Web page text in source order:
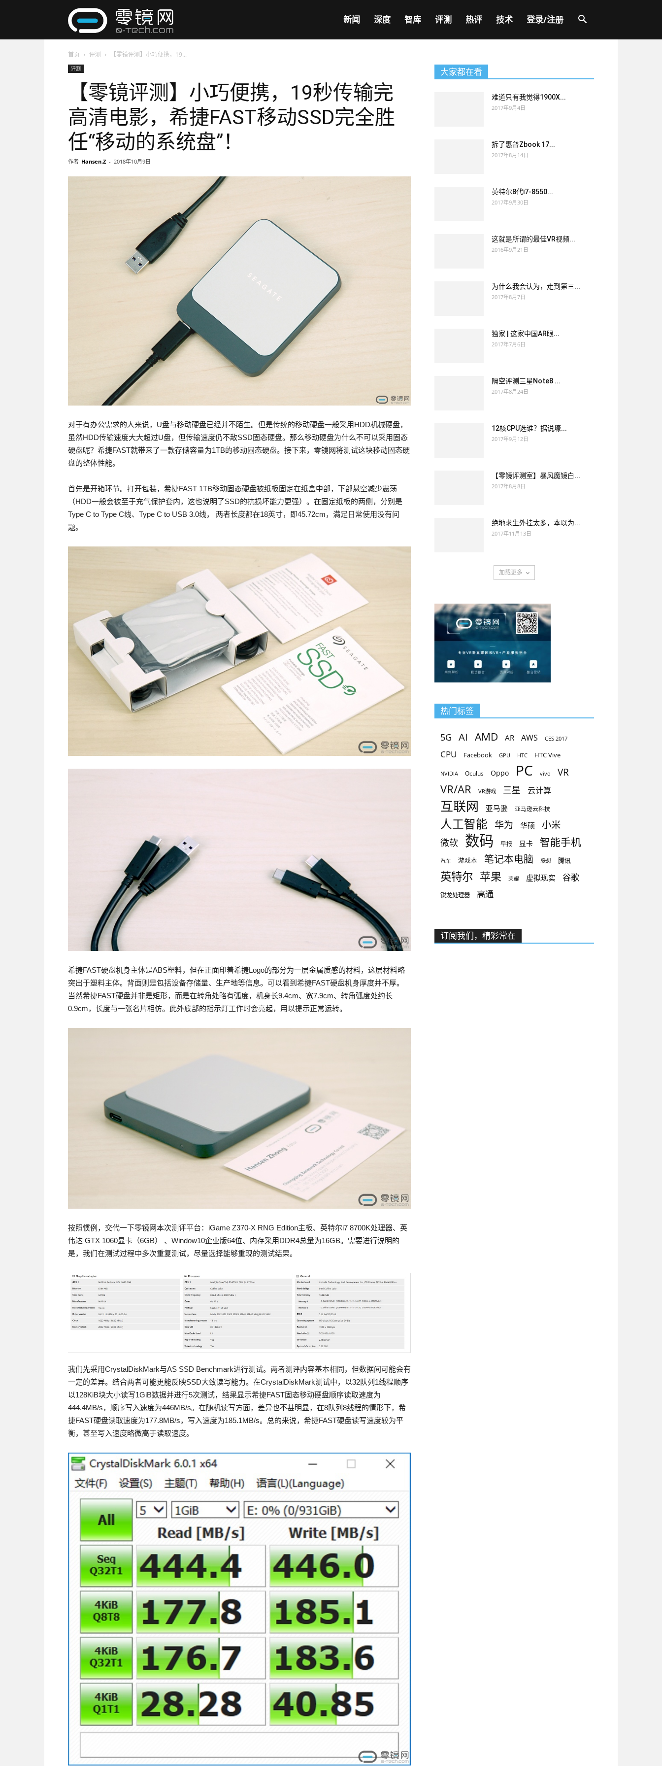
镜
新闻 深度 智库 评测 热评 技术 登录/注册
首页 评测 【零镜评测】小巧便携，19...
评测
【零镜评测】小巧便携，19秒传输完
高清电影，希捷FAST移动SSD完全胜
任“移动的系统盘”！
作者 Hansen.Z - 2018年10月9日
对于有办公需求的人来说，U盘与移动硬盘已经并不陌生。但是传统的移动硬盘一般采用HDD机械硬盘，
虽然HDD传输速度大大超过U盘，但传输速度仍不敌SSD固态硬盘。那么移动硬盘为什么不可以采用固态
硬盘呢？希捷FAST就带来了一款存储容量为1TB的移动固态硬盘。接下来，零镜网将测试这块移动固态硬
盘的整体性能。
首先是开箱环节。打开包装，希捷FAST 1TB移动固态硬盘被纸板固定在纸盒中部，下部悬空减少震荡
（HDD一般会被至于充气保护套内，这也说明了SSD的抗损坏能力更强）。在固定纸板的两侧，分别是
Type C to Type C线、Type C to USB 3.0线， 两者长度都在18英寸，即45.72cm，满足日常使用没有问
题。
希捷FAST硬盘机身主体是ABS塑料，但在正面印着希捷Logo的部分为一层金属质感的材料，这层材料略
突出于塑料主体。背面则是包括设备存储量、生产地等信息。可以看到希捷FAST硬盘机身厚度并不厚。
当然希捷FAST硬盘并非是矩形，而是在转角处略有弧度，机身长9.4cm、宽7.9cm、转角弧度处约长
0.9cm，长度与一张名片相仿。此外底部的指示灯工作时会亮起，用以提示正常运转。
按照惯例，交代一下零镜网本次测评平台：iGame Z370-X RNG Edition主板、英特尔i7 8700K处理器、英
伟达 GTX 1060显卡（6GB） 、Window10企业版64位、内存采用DDR4总量为16GB。需要进行说明的
是，我们在测试过程中多次重复测试，尽量选择能够重现的测试结果。
我们先采用CrystalDiskMark与AS SSD Benchmark进行测试。两者测评内容基本相同，但数据间可能会有
一定的差异。结合两者可能更能反映SSD大致读写能力。在CrystalDiskMark测试中，以32队列1线程顺序
以128KiB块大小读写1GiB数据并进行5次测试，结果显示希捷FAST固态移动硬盘顺序读取速度为
444.4MB/s，顺序写入速度为446MB/s。在随机读写方面，差异也不甚明显，在8队列8线程的情形下，希
捷FAST硬盘读取速度为177.8MB/s，写入速度为185.1MB/s。总的来说，希捷FAST硬盘读写速度较为平
衡，甚至写入速度略微高于读取速度。
大家都在看
难道只有我觉得1900X...
2017年9月4日
拆了惠普Zbook 17...
2017年8月14日
英特尔8代i7-8550...
2017年9月30日
这就是所谓的最佳VR视频...
2016年9月21日
为什么我会认为，走到第三...
2017年8月7日
独家 | 这家中国AR眼...
2017年7月6日
隔空评测三星Note8 ...
2017年8月24日
12核CPU选谁？据说壕...
2017年9月12日
【零镜评测室】暴风魔镜白...
2017年8月8日
绝地求生外挂太多，本以为...
2017年11月13日
加载更多
热门标签
5G AI AMD AR AWS CES 2017
CPU Facebook GPU HTC HTC Vive
NVIDIA Oculus Oppo PC vivo VR
VR/AR VR游戏 三星 云计算
互联网 亚马逊 亚马逊云科技
人工智能 华为 华硕 小米
微软 数码 早报 显卡 智能手机
汽车 游戏本 笔记本电脑 联想 腾讯
英特尔 苹果 荣耀 虚拟现实 谷歌
锐龙处理器 高通
订阅我们，精彩常在